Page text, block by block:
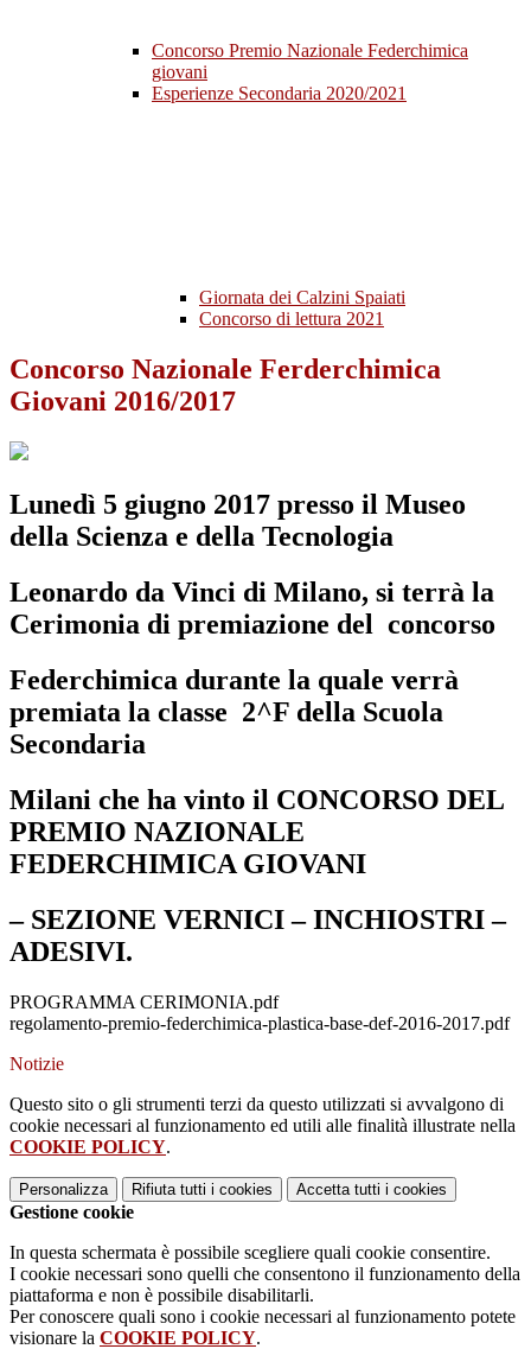
Concorso Premio Nazionale Federchimica
giovani
Esperienze Secondaria 2020/2021
Giornata dei Calzini Spaiati
Concorso di lettura 2021
Concorso Nazionale Ferderchimica
Giovani 2016/2017
Lunedì 5 giugno 2017 presso il Museo
della Scienza e della Tecnologia
Leonardo da Vinci di Milano, si terrà la
Cerimonia di premiazione del concorso
Federchimica durante la quale verrà
premiata la classe 2^F della Scuola
Secondaria
Milani che ha vinto il CONCORSO DEL
PREMIO NAZIONALE
FEDERCHIMICA GIOVANI
– SEZIONE VERNICI – INCHIOSTRI –
ADESIVI.
PROGRAMMA CERIMONIA.pdf
regolamento-premio-federchimica-plastica-base-def-2016-2017.pdf
Notizie
Questo sito o gli strumenti terzi da questo utilizzati si avvalgono di
cookie necessari al funzionamento ed utili alle finalità illustrate nella
COOKIE POLICY.
Personalizza Rifiuta tutti i cookies Accetta tutti i cookies
Gestione cookie
In questa schermata è possibile scegliere quali cookie consentire.
I cookie necessari sono quelli che consentono il funzionamento della
piattaforma e non è possibile disabilitarli.
Per conoscere quali sono i cookie necessari al funzionamento potete
visionare la COOKIE POLICY.